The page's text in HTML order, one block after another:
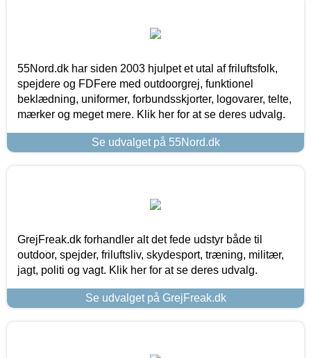
55Nord.dk har siden 2003 hjulpet et utal af friluftsfolk,
spejdere og FDFere med outdoorgrej, funktionel
beklædning, uniformer, forbundsskjorter, logovarer, telte,
mærker og meget mere. Klik her for at se deres udvalg.
Se udvalget på 55Nord.dk
GrejFreak.dk forhandler alt det fede udstyr både til
outdoor, spejder, friluftsliv, skydesport, træning, militær,
jagt, politi og vagt. Klik her for at se deres udvalg.
Se udvalget på GrejFreak.dk